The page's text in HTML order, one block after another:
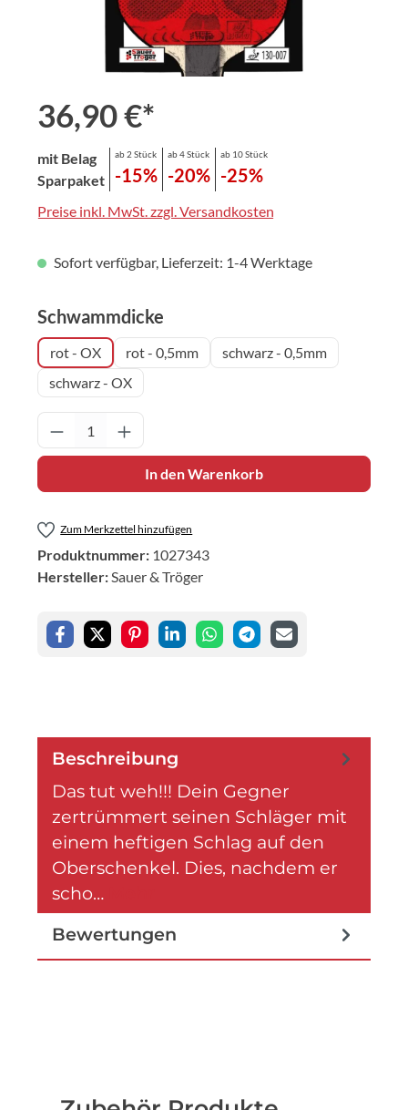
36,90 €*
mit Belag
Sparpaket
ab 2 Stück
-15%
ab 4 Stück
-20%
ab 10 Stück
-25%
Preise inkl. MwSt. zzgl. Versandkosten
Sofort verfügbar, Lieferzeit: 1-4 Werktage
Schwammdicke
rot - OX rot - 0,5mm
schwarz - 0,5mm
schwarz - OX
Produkt Anzahl: Gib den gewünschten
In den Warenkorb
Zum Merkzettel hinzufügen
Produktnummer: 1027343
Hersteller:Sauer & Tröger
Beschreibung
Das tut weh!!! Dein Gegner
zertrümmert seinen Schläger mit
einem heftigen Schlag auf den
Oberschenkel. Dies, nachdem er
scho…
Bewertungen
Produktgalerie überspringen